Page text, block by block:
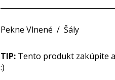
Pekne Vlnené /Šály
TIP: Tento produkt zakúpite
:)